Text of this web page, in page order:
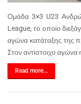
Ομάδα 3×3 U23
League, το οποίο
αγώνα κατάταξης της
Στον αντίστοιχο
Read more...